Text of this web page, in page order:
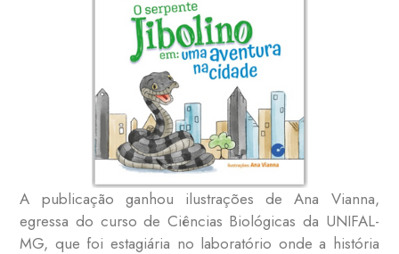
A publicação ganhou ilustrações de Ana Vianna,
egressa do curso de Ciências Biológicas da UNIFAL-
MG, que foi estagiária no laboratório onde a história